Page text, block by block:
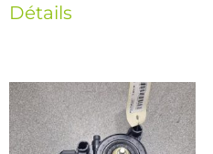
Détails